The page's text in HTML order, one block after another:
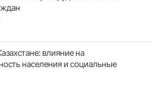
влияние на
населения и социальные